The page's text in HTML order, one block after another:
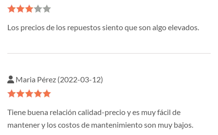
Los precios de los repuestos siento que son algo elevados.
Maria Pérez (2022-03-12)
Tiene buena relación calidad-precio y es muy fácil de
mantener y los costos de mantenimiento son muy bajos.